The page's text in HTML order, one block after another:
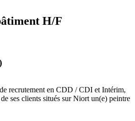
H/F
recrutement en CDD / CDI et Intérim,
ses clients situés sur Niort un(e) peintre